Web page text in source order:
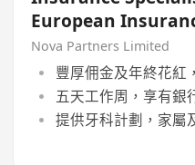
European
Nova Partners Limited
豐厚佣金及年終花紅
五天工作周，享有銀
提供牙科計劃，家屬